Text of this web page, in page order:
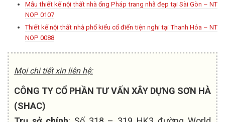
Mẫu thiết kế nội thất nhà ống Pháp trang nhã đẹp tại Sài Gòn – NT
NOP 0107
Thiết kế nội thất nhà phố kiểu cổ điển tiện nghi tại Thanh Hóa – NT
NOP 0088
Mọi chi tiết xin liên hệ:
CÔNG TY CỔ PHẦN TƯ VẤN XÂY DỰNG SƠN HÀ
(SHAC)